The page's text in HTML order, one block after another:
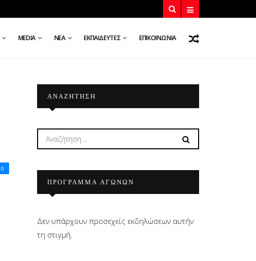
ΜEDIA ΝΈΑ ΕΚΠΑΙΔΕΥΤΈΣ ΕΠΙΚΟΙΝΩΝΊΑ
0
ΑΝΑΖΉΤΗΣΗ
ΠΡΟΓΡΑΜΜΑ ΑΓΩΝΩΝ
Δεν υπάρχουν προσεχείς εκδηλώσεων αυτήν
τη στιγμή.